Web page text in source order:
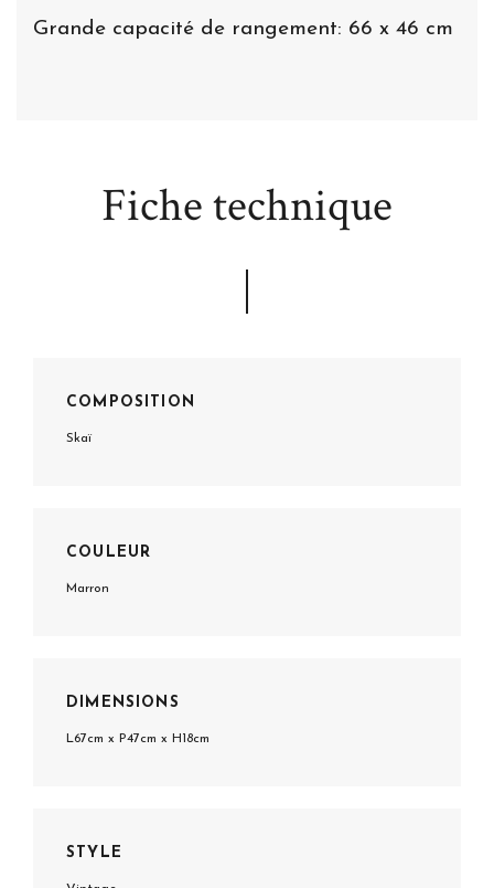
Grande capacité de rangement: 66 x 46 cm
Fiche technique
COMPOSITION
Skaï
COULEUR
Marron
DIMENSIONS
L67cm x P47cm x H18cm
STYLE